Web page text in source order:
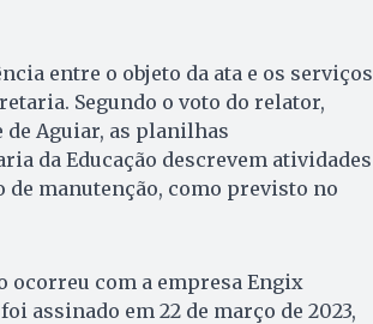
entre o objeto da ata e os serviços
Segundo o voto do relator,
de Aguiar, as planilhas
da Educação descrevem atividades
manutenção, como previsto no
ocorreu com a empresa Engix
assinado em 22 de março de 2023,